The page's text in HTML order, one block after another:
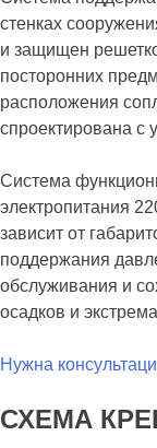
стенках
и защищен
посторонних
расположения
спроектирована с
Система
электропитания
зависит от
поддержания
обслуживания и
осадков и
Нужна
СХЕМА